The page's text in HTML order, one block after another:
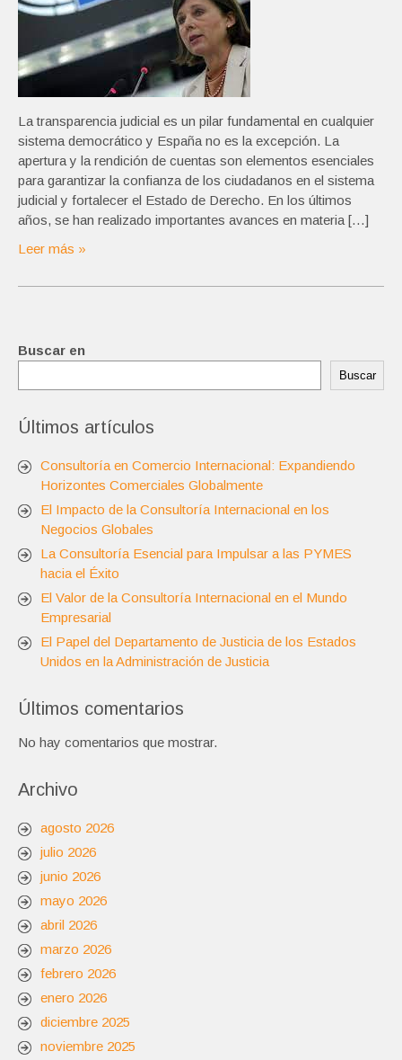
La transparencia judicial es un pilar fundamental en cualquier
sistema democrático y España no es la excepción. La
apertura y la rendición de cuentas son elementos esenciales
para garantizar la confianza de los ciudadanos en el sistema
judicial y fortalecer el Estado de Derecho. En los últimos
años, se han realizado importantes avances en materia […]
Leer más »
Buscar en
Buscar
Últimos artículos
Consultoría en Comercio Internacional: Expandiendo
Horizontes Comerciales Globalmente
El Impacto de la Consultoría Internacional en los
Negocios Globales
La Consultoría Esencial para Impulsar a las PYMES
hacia el Éxito
El Valor de la Consultoría Internacional en el Mundo
Empresarial
El Papel del Departamento de Justicia de los Estados
Unidos en la Administración de Justicia
Últimos comentarios
No hay comentarios que mostrar.
Archivo
agosto 2026
julio 2026
junio 2026
mayo 2026
abril 2026
marzo 2026
febrero 2026
enero 2026
diciembre 2025
noviembre 2025